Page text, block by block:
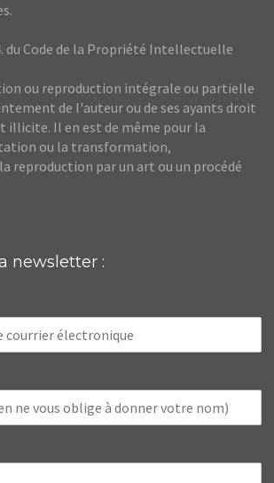
du Code de la Propriété Intellectuelle
ou reproduction intégrale ou partielle
de l'auteur ou de ses ayants droit
illicite. Il en est de même pour la
ou la transformation,
reproduction par un art ou un procédé
newsletter :